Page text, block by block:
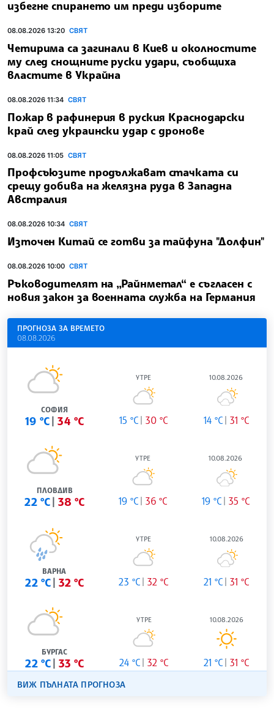
избегне спирането им преди изборите
08.08.2026 13:20 СВЯТ
Четирима са загинали в Киев и околностите
му след снощните руски удари, съобщиха
властите в Украйна
08.08.2026 11:34 СВЯТ
Пожар в рафинерия в руския Краснодарски
край след украински удар с дронове
08.08.2026 11:05 СВЯТ
Профсъюзите продължават стачката си
срещу добива на желязна руда в Западна
Австралия
08.08.2026 10:34 СВЯТ
Източен Китай се готви за тайфуна "Долфин"
08.08.2026 10:00 СВЯТ
Ръководителят на „Райнметал“ е съгласен с
новия закон за военната служба на Германия
ПРОГНОЗА ЗА ВРЕМЕТО
08.08.2026
СОФИЯ
19 °C 34 °C
УТРЕ
15 °C 30 °C
10.08.2026
14 °C 31 °C
ПЛОВДИВ
22 °C 38 °C
УТРЕ
19 °C 36 °C
10.08.2026
19 °C 35 °C
ВАРНА
22 °C 32 °C
УТРЕ
23 °C 32 °C
10.08.2026
21 °C 31 °C
БУРГАС
22 °C 33 °C
УТРЕ
24 °C 32 °C
10.08.2026
21 °C 31 °C
ВИЖ ПЪЛНАТА ПРОГНОЗА